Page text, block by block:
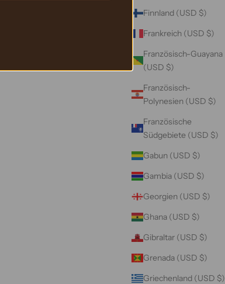
Finnland (USD $)
Frankreich (USD $)
Französisch-Guayana
(USD $)
Französisch-
Polynesien (USD $)
Französische
Südgebiete (USD $)
Gabun (USD $)
Gambia (USD $)
Georgien (USD $)
Ghana (USD $)
Gibraltar (USD $)
Grenada (USD $)
Griechenland (USD $)